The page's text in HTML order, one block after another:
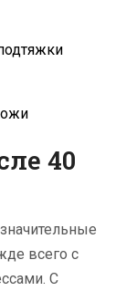
40
всего с
С